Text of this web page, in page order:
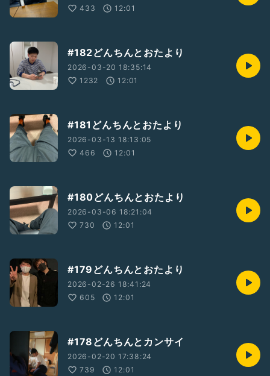
433
12:01
#182どんちんとおたより
2026-03-20 18:35:14
1232
12:01
#181どんちんとおたより
2026-03-13 18:13:05
466
12:01
#180どんちんとおたより
2026-03-06 18:21:04
730
12:01
#179どんちんとおたより
2026-02-26 18:41:24
605
12:01
#178どんちんとカンサイ
2026-02-20 17:38:24
739
12:01